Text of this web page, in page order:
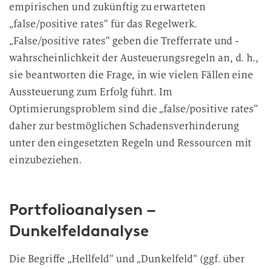
empirischen und zukünftig zu erwarteten
„false/positive rates“ für das Regelwerk.
„False/positive rates“ geben die Trefferrate und -
wahrscheinlichkeit der Austeuerungsregeln an, d. h.,
sie beantworten die Frage, in wie vielen Fällen eine
Aussteuerung zum Erfolg führt. Im
Optimierungsproblem sind die „false/positive rates“
daher zur bestmöglichen Schadensverhinderung
unter den eingesetzten Regeln und Ressourcen mit
einzubeziehen.
Portfolioanalysen –
Dunkelfeldanalyse
Die Begriffe „Hellfeld“ und „Dunkelfeld“ (ggf. über